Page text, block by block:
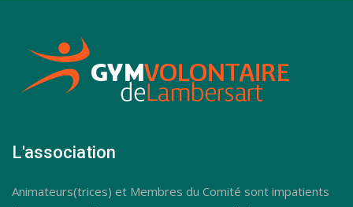
L'association
Animateurs(trices) et Membres du Comité sont impatients